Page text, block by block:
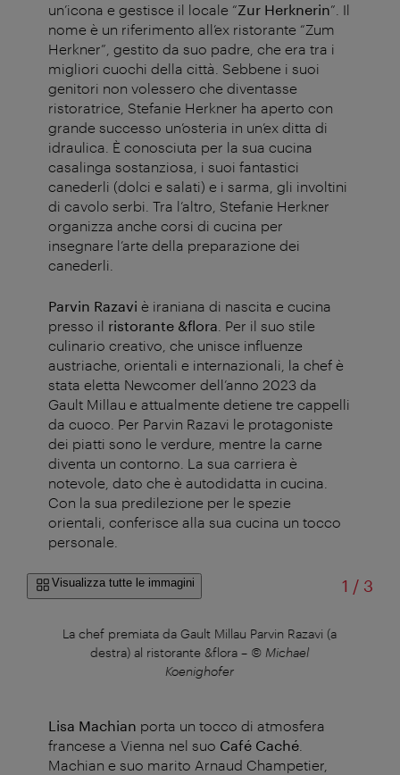
un’icona e gestisce il locale “Zur Herknerin”. Il
nome è un riferimento all’ex ristorante “Zum
Herkner”, gestito da suo padre, che era tra i
migliori cuochi della città. Sebbene i suoi
genitori non volessero che diventasse
ristoratrice, Stefanie Herkner ha aperto con
grande successo un’osteria in un’ex ditta di
idraulica. È conosciuta per la sua cucina
casalinga sostanziosa, i suoi fantastici
canederli (dolci e salati) e i sarma, gli involtini
di cavolo serbi. Tra l’altro, Stefanie Herkner
organizza anche corsi di cucina per
insegnare l’arte della preparazione dei
canederli.
Parvin Razavi è iraniana di nascita e cucina
presso il ristorante &flora . Per il suo stile
culinario creativo, che unisce influenze
austriache, orientali e internazionali, la chef è
stata eletta Newcomer dell’anno 2023 da
Gault Millau e attualmente detiene tre cappelli
da cuoco. Per Parvin Razavi le protagoniste
dei piatti sono le verdure, mentre la carne
diventa un contorno. La sua carriera è
notevole, dato che è autodidatta in cucina.
Con la sua predilezione per le spezie
orientali, conferisce alla sua cucina un tocco
personale.
Visualizza tutte le immagini 1 /di
3
La chef premiata da Gault Millau Parvin Razavi (a
destra) al ristorante &flora – © Michael
Koenighofer
Lisa Machian porta un tocco di atmosfera
francese a Vienna nel suo Café Caché
Machian e suo marito Arnaud Champetier,